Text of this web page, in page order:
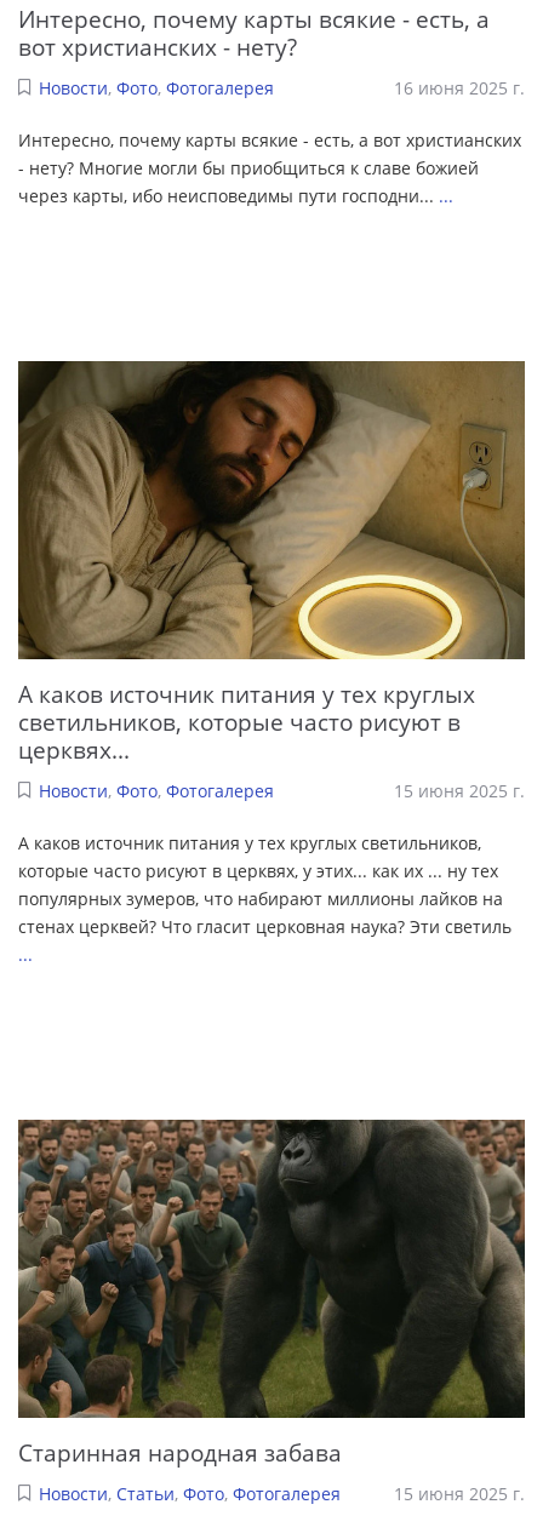
Интересно, почему карты всякие - есть, а
вот христианских - нету?
Новости, Фото, Фотогалерея 16 июня 2025 г.
Интересно, почему карты всякие - есть, а вот христианских
- нету? Многие могли бы приобщиться к славе божией
через карты, ибо неисповедимы пути господни... ...
А каков источник питания у тех круглых
светильников, которые часто рисуют в
церквях...
Новости, Фото, Фотогалерея 15 июня 2025 г.
А каков источник питания у тех круглых светильников,
которые часто рисуют в церквях, у этих... как их ... ну тех
популярных зумеров, что набирают миллионы лайков на
стенах церквей? Что гласит церковная наука? Эти светиль
...
Старинная народная забава
Новости, Статьи, Фото, Фотогалерея 15 июня 2025 г.